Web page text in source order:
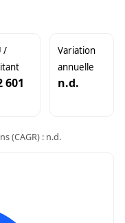
/
601
Variation
annuelle
n.d.
(CAGR) : n.d.